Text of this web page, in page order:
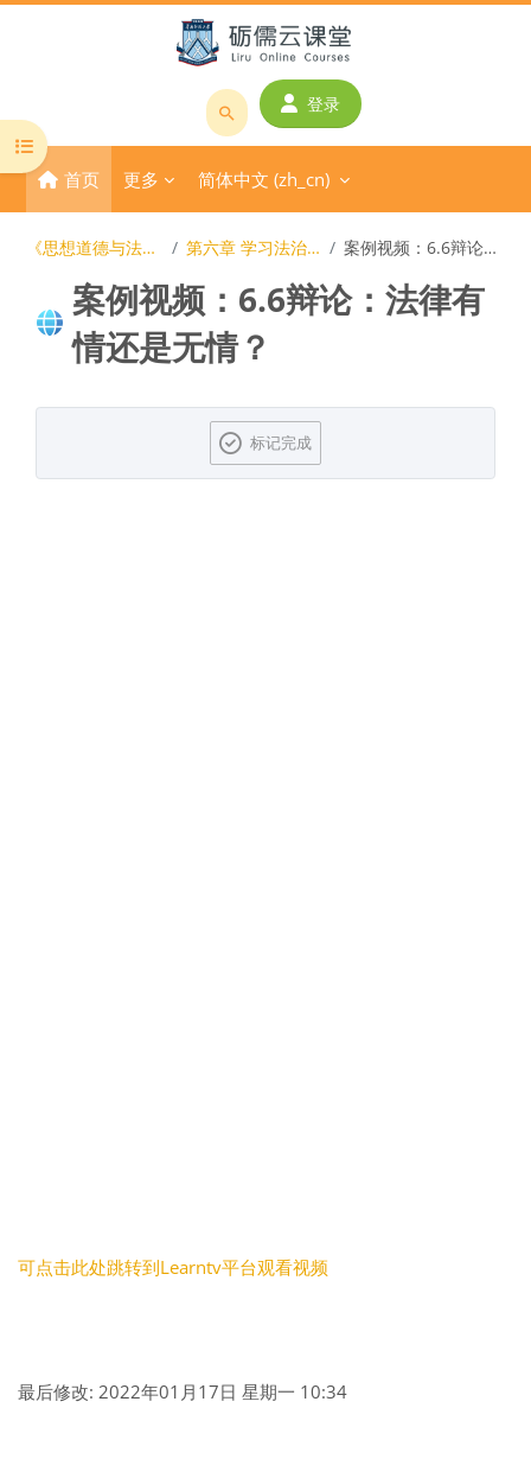
搜
课
程
或
名
称
登录
首页 更多 简体中文 ‎(zh_cn)‎
打开课程索引
《思想道德与法治》在线开放课程 第六章 学习法治思想 提升法治素养 案例视频：6.6辩论：法律有情还是无情？
案例视频：6.6辩论：法律有
情还是无情？
标记完成
可点击此处跳转到Learntv平台观看视频
最后修改: 2022年01月17日 星期一 10:34